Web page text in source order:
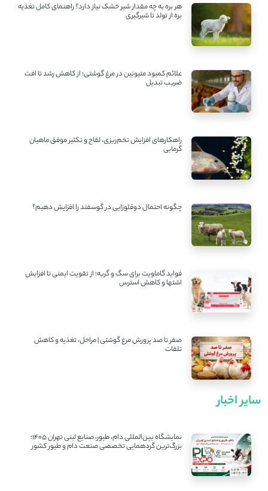
هر بره به چه مقدار شیر خشک نیاز دارد؟ راهنمای کامل تغذیه
بره از تولد تا شیرگیری
علائم کمبود متیونین در مرغ گوشتی؛ از کاهش رشد تا افت
ضریب تبدیل
راهکارهای افزایش تخم‌ریزی، لقاح و تکثیر موفق ماهیان
گرمابی
چگونه احتمال دوقلوزایی در گوسفند را افزایش دهیم؟
فواید گاماویت برای سگ و گربه؛ از تقویت ایمنی تا افزایش
اشتها و کاهش استرس
صفر تا صد پرورش مرغ گوشتی | مراحل، تغذیه و کاهش
تلفات
سایر اخبار
نمایشگاه بین‌المللی دام، طیور، صنایع لبنی تهران ۱۴۰۵؛
بزرگ‌ترین گردهمایی تخصصی صنعت دام و طیور کشور